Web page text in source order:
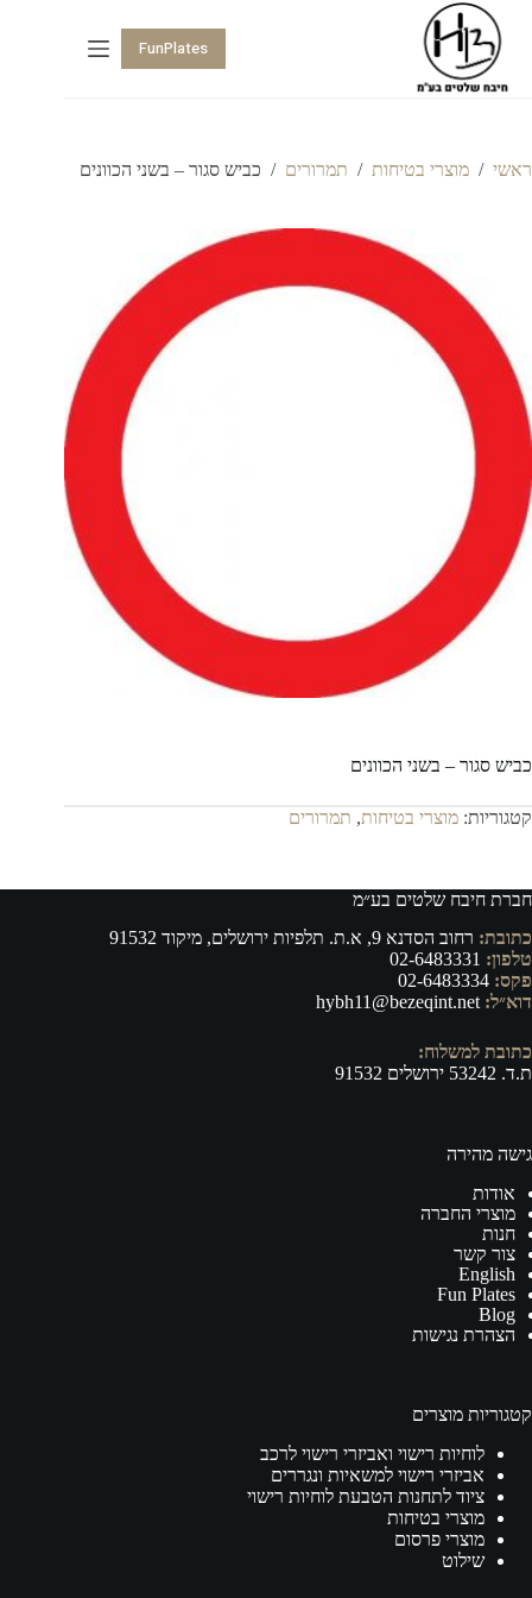
FunPlates
ראשי / מוצרי בטיחות / תמרורים / כביש סגור – בשני הכוונים
כביש סגור – בשני הכוונים
קטגוריות: מוצרי בטיחות, תמרורים
חברת חיבח שלטים בע״מ
כתובת: רחוב הסדנא 9, א.ת. תלפיות ירושלים, מיקוד 91532
טלפון: 02-6483331
פקס:
דוא״ל: hybh11@bezeqint.net
כתובת למשלוח:
ת.ד. 53242 ירושלים 91532
גישה מהירה
אודות
מוצרי החברה
חנות
צור קשר
English
Fun Plates
Blog
הצהרת נגישות
קטגוריות מוצרים
לוחיות רישוי ואביזרי רישוי לרכב
אביזרי רישוי למשאיות ונגררים
ציוד לתחנות הטבעת לוחיות רישוי
מוצרי בטיחות
מוצרי פרסום
שילוט